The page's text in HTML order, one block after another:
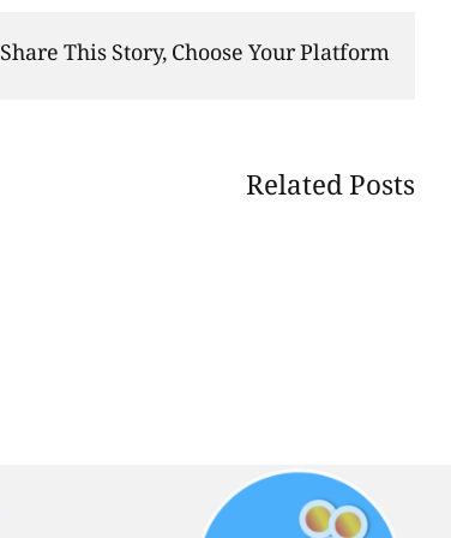
Share This Story, Choose Your Platform!
Related Posts